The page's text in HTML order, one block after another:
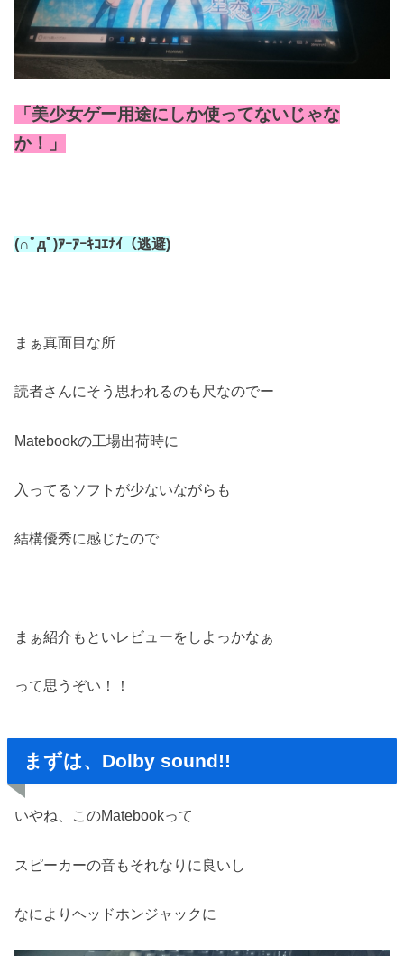
「美少女ゲー用途にしか使ってないじゃな
か！」
(∩ﾟдﾟ)ｱｰｱｰｷｺｴﾅｲ（逃避)
まぁ真面目な所
読者さんにそう思われるのも尺なのでー
Matebookの工場出荷時に
入ってるソフトが少ないながらも
結構優秀に感じたので
まぁ紹介もといレビューをしよっかなぁ
って思うぞい！！
まずは、Dolby sound!!
いやね、このMatebookって
スピーカーの音もそれなりに良いし
なによりヘッドホンジャックに